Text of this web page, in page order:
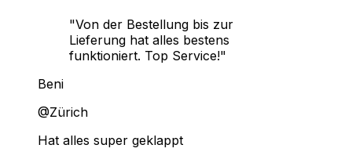
"Von der Bestellung bis zur
Lieferung hat alles bestens
funktioniert. Top Service!"
Beni
@Zürich
Hat alles super geklappt